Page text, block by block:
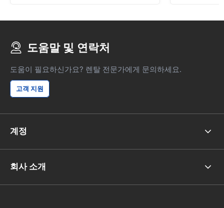
도움말 및 연락처
도움이 필요하신가요? 렌탈 전문가에게 문의하세요.
고객 지원
계정
회사 소개